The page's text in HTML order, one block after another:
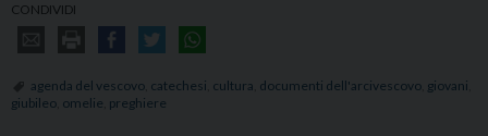
CONDIVIDI
agenda del vescovo catechesi cultura documenti dell'arcivescovo giovani
giubileo omelie preghiere